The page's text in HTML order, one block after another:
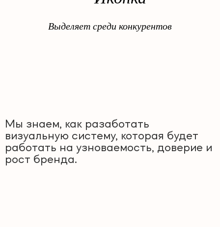
Выделяет среди конкурентов
Мы знаем, как разаботать
визуальную систему, которая будет
работать на узноваемость, доверие и
рост бренда.